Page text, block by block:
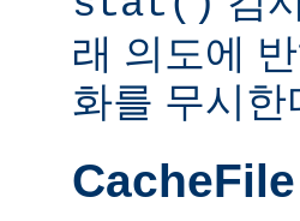
래 의도에
화를 무시한